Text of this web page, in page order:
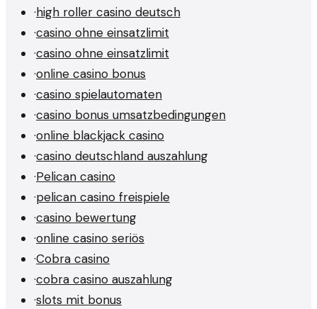
·high roller casino deutsch
·casino ohne einsatzlimit
·casino ohne einsatzlimit
·online casino bonus
·casino spielautomaten
·casino bonus umsatzbedingungen
·online blackjack casino
·casino deutschland auszahlung
·Pelican casino
·pelican casino freispiele
·casino bewertung
·online casino seriös
·Cobra casino
·cobra casino auszahlung
·slots mit bonus